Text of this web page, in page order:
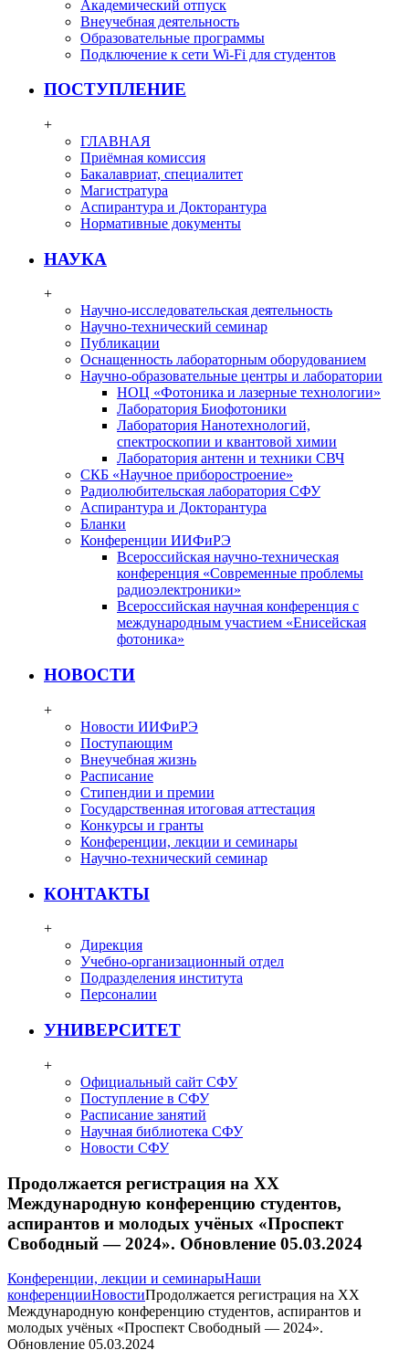
Академический отпуск
Внеучебная деятельность
Образовательные программы
Подключение к сети Wi-Fi для студентов
ПОСТУПЛЕНИЕ
+
ГЛАВНАЯ
Приёмная комиссия
Бакалавриат, специалитет
Магистратура
Аспирантура и Докторантура
Нормативные документы
НАУКА
+
Научно-исследовательская деятельность
Научно-технический семинар
Публикации
Оснащенность лабораторным оборудованием
Научно-образовательные центры и лаборатории
НОЦ «Фотоника и лазерные технологии»
Лаборатория Биофотоники
Лаборатория Нанотехнологий,
спектроскопии и квантовой химии
Лаборатория антенн и техники СВЧ
СКБ «Научное приборостроение»
Радиолюбительская лаборатория СФУ
Аспирантура и Докторантура
Бланки
Конференции ИИФиРЭ
Всероссийская научно-техническая
конференция «Современные проблемы
радиоэлектроники»
Всероссийская научная конференция с
международным участием «Енисейская
фотоника»
НОВОСТИ
+
Новости ИИФиРЭ
Поступающим
Внеучебная жизнь
Расписание
Стипендии и премии
Государственная итоговая аттестация
Конкурсы и гранты
Конференции, лекции и семинары
Научно-технический семинар
КОНТАКТЫ
+
Дирекция
Учебно-организационный отдел
Подразделения института
Персоналии
УНИВЕРСИТЕТ
+
Официальный сайт СФУ
Поступление в СФУ
Расписание занятий
Научная библиотека СФУ
Новости СФУ
Продолжается регистрация на XX
Международную конференцию студентов,
аспирантов и молодых учёных «Проспект
Свободный — 2024». Обновление 05.03.2024
Конференции, лекции и семинарыНаши
конференцииНовостиПродолжается регистрация на XX
Международную конференцию студентов, аспирантов и
молодых учёных «Проспект Свободный — 2024».
Обновление 05.03.2024